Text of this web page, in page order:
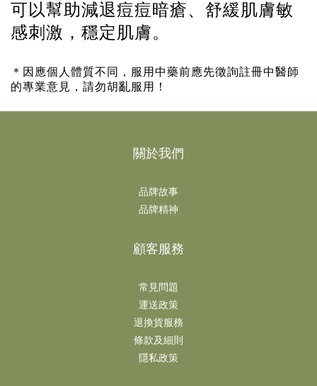
可以幫助減退痘痘暗瘡、舒緩肌膚敏
感刺激，穩定肌膚。
＊因應個人體質不同，服用中藥前應先徵詢註冊中醫師
的專業意見，請勿胡亂服用！
關於我們
品牌故事
品牌精神
顧客服務
常見問題
運送政策
退換貨服務
條款及細則
隱私政策